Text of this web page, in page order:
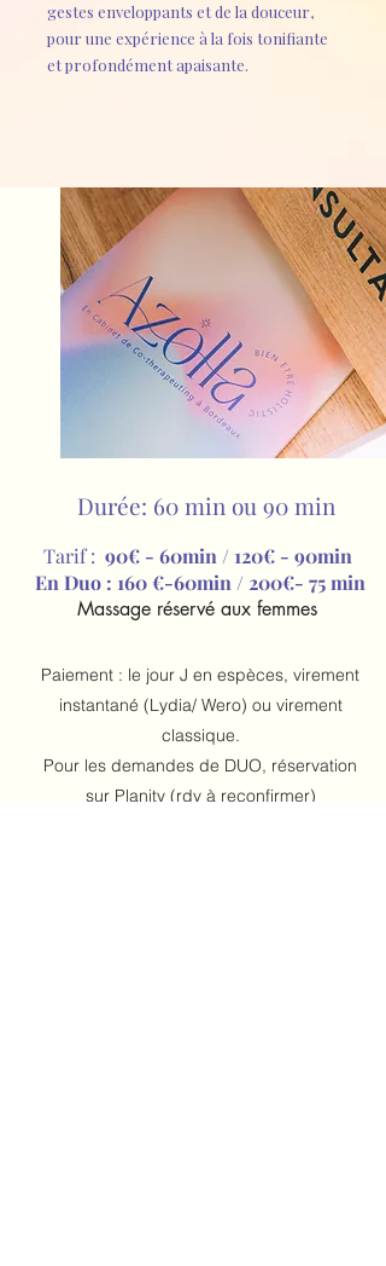
gestes enveloppants et de la douceur,
pour une expérience à la fois tonifiante
et profondément apaisante.
Durée: 60 min ou 90 min
Paiement : le jour J en espèces, virement
instantané (Lydia/ Wero) ou virement
classique.
Pour les demandes de DUO, réservation
sur Planity (rdv à reconfirmer)
Tarif : 90€ - 60min / 120€ - 90min
En Duo : 160 €-60min / 200€- 75 min
Massage réservé aux femmes